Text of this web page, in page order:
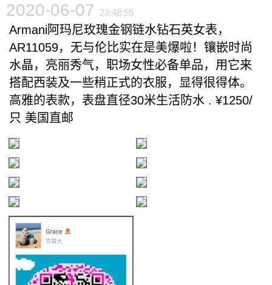
2020-06-07 23:48:55
Armani阿玛尼玫瑰金钢链水钻石英女表，
AR11059，无与伦比实在是美爆啦！镶嵌时尚
水晶，亮丽秀气，职场女性必备单品，用它来
搭配西装及一些稍正式的衣服，显得很得体。
高雅的表款，表盘直径30米生活防水 . ¥1250/
只 美国直邮